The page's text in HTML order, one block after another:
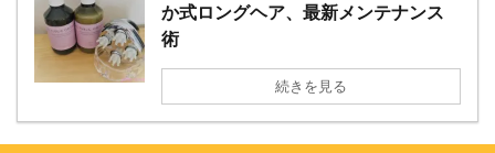
か式ロングヘア、最新メンテナンス
術
続きを見る